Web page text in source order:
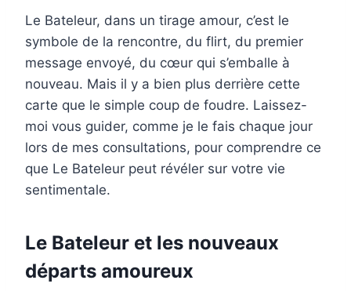
Le Bateleur, dans un tirage amour, c’est le
symbole de la rencontre, du flirt, du premier
message envoyé, du cœur qui s’emballe à
nouveau. Mais il y a bien plus derrière cette
carte que le simple coup de foudre. Laissez-
moi vous guider, comme je le fais chaque jour
lors de mes consultations, pour comprendre ce
que Le Bateleur peut révéler sur votre vie
sentimentale.
Le Bateleur et les nouveaux
départs amoureux